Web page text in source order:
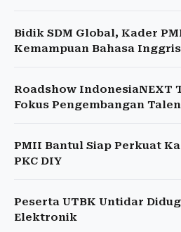
Bidik SDM Global, Kader
Kemampuan Bahasa Inggris
Roadshow IndonesiaNEXT
Fokus Pengembangan
PMII Bantul Siap Perkuat
PKC DIY
Peserta UTBK Untidar
Elektronik